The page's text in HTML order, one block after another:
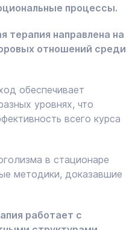
процессы.
терапия направлена на
отношений среди
обеспечивает
уровнях, что
всего курса
в стационаре
методики, доказавшие
работает с